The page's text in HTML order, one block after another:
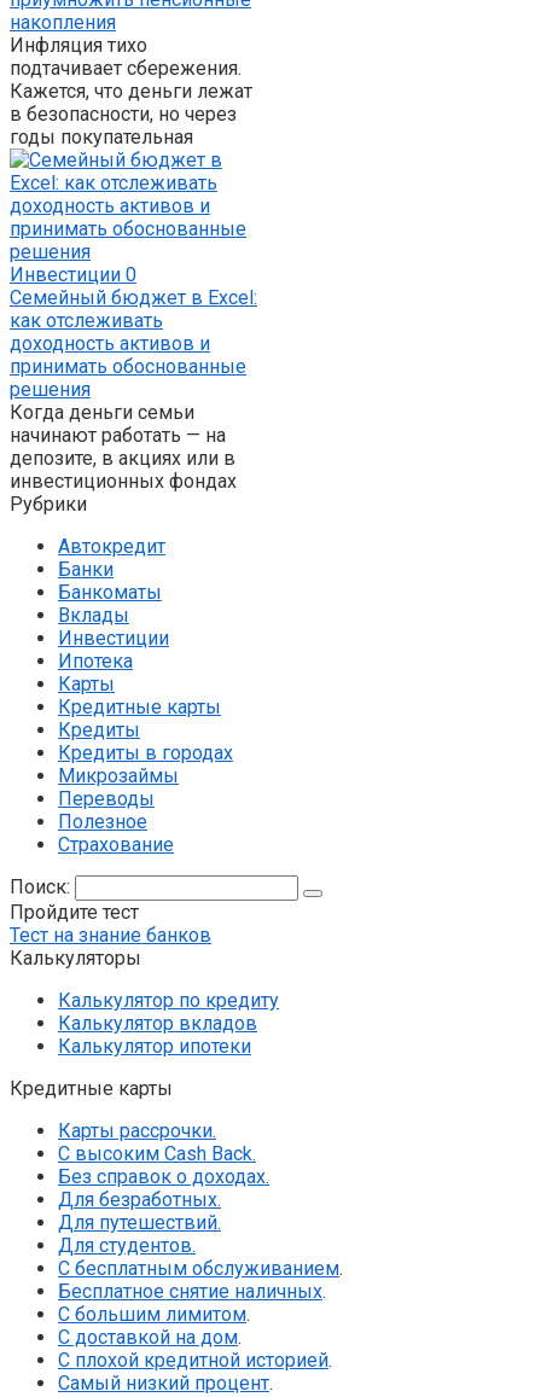
накопления
Инфляция тихо
подтачивает сбережения.
Кажется, что деньги лежат
в безопасности, но через
годы покупательная
Инвестиции 0
Семейный бюджет в Excel:
как отслеживать
доходность активов и
принимать обоснованные
решения
Когда деньги семьи
начинают работать — на
депозите, в акциях или в
инвестиционных фондах
Рубрики
Автокредит
Банки
Банкоматы
Вклады
Инвестиции
Ипотека
Карты
Кредитные карты
Кредиты
Кредиты в городах
Микрозаймы
Переводы
Полезное
Страхование
Поиск:
Пройдите тест
Тест на знание банков
Калькуляторы
Калькулятор по кредиту
Калькулятор вкладов
Калькулятор ипотеки
Кредитные карты
Карты рассрочки.
С высоким Cash Back.
Без справок о доходах.
Для безработных.
Для путешествий.
Для студентов.
С бесплатным обслуживанием.
Бесплатное снятие наличных.
С большим лимитом.
С доставкой на дом.
С плохой кредитной историей.
Самый низкий процент.